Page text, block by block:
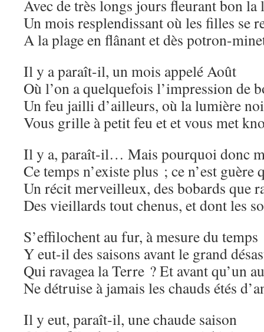
Avec de très longs jours fleurant bon la
Un mois resplendissant où les filles se
A la plage en flânant et dès potron-
Il y a paraît-il, un mois appelé Août
Où l’on a quelquefois l’impression de
Un feu jailli d’ailleurs, où la lumière
Vous grille à petit feu et et vous met
Il y a, paraît-il… Mais pourquoi donc
Ce temps n’existe plus ; ce n’est guère
Un récit merveilleux, des bobards que
Des vieillards tout chenus, et dont les
S’effilochent au fur, à mesure du
Y eut-il des saisons avant le grand
Qui ravagea la Terre ? Et avant qu’un
Ne détruise à jamais les chauds étés
Il y eut, paraît-il, une chaude saison